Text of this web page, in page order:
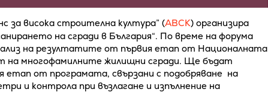
за висока строителна култура” (АВСК) организира
на сгради в България“. По време на форума
на резултатите от първия етап от Националната
на многофамилните жилищни сгради. Ще бъдат
етап от програмата, свързани с подобряване на
и контрола при възлагане и изпълнение на